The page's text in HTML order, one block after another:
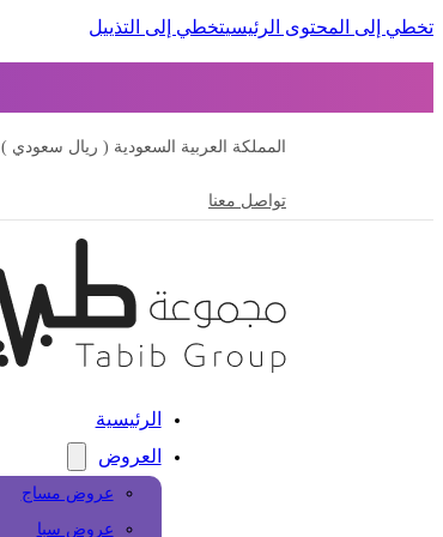
تخطي إلى المحتوى الرئيسيتخطي إلى التذييل
المملكة العربية السعودية ( ريال سعودي )
تواصل معنا
الرئيسية
العروض
عروض مساج
عروض سبا